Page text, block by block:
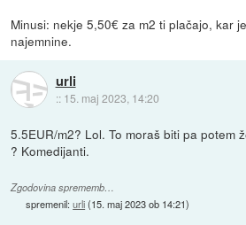
Minusi: nekje 5,50€ za m2 ti plačajo, kar
najemnine.
urli
:: 15. maj 2023, 14:20
5.5EUR/m2? Lol. To moraš biti pa potem
? Komedijanti.
Zgodovina sprememb…
spremenil:urli(15. maj 2023 ob 14:21)